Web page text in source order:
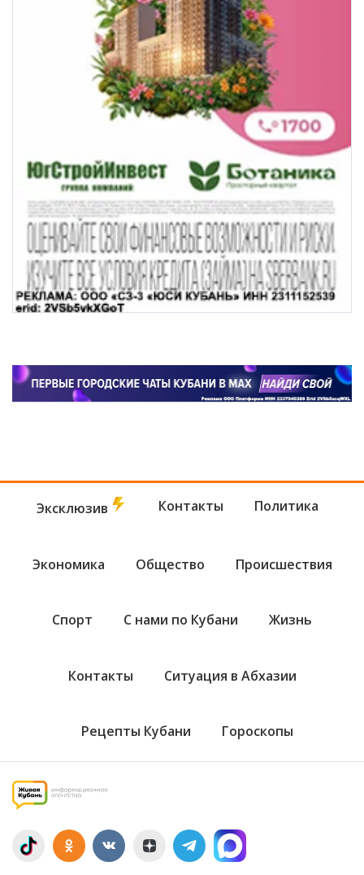
Эксклюзив Контакты Политика
Экономика Общество Происшествия
Спорт С нами по Кубани Жизнь
Контакты Ситуация в Абхазии
Рецепты Кубани Гороскопы